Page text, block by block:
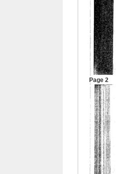
Page 2